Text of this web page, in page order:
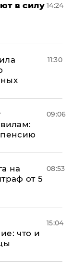
в силу 14:24
11:30
пенсию
09:06
на
от 5
08:53
что и
15:04